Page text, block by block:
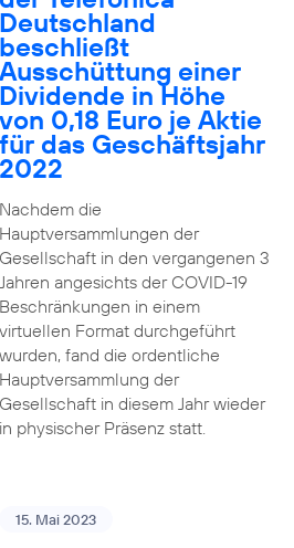
Deutschland
beschließt
Ausschüttung einer
Dividende in Höhe
von 0,18 Euro je Aktie
für das Geschäftsjahr
2022
Nachdem die
Hauptversammlungen der
Gesellschaft in den vergangenen 3
Jahren angesichts der COVID-19
Beschränkungen in einem
virtuellen Format durchgeführt
wurden, fand die ordentliche
Hauptversammlung der
Gesellschaft in diesem Jahr wieder
in physischer Präsenz statt.
15. Mai 2023